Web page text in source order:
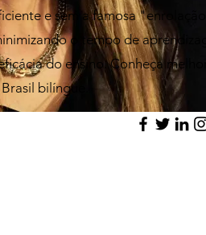
e sem a famosa
o tempo de
do ensino. Conheça
bilíngue.